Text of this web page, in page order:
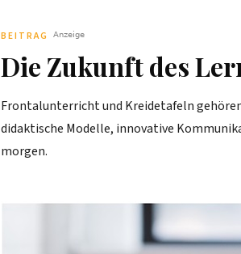
BEITRAG
Die Zukunft des
Frontalunterricht und Kreidetafeln
didaktische Modelle, innovative
morgen.